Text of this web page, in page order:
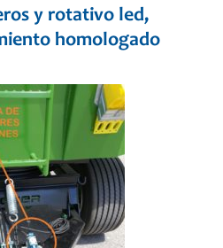
y rotativo led,
homologado